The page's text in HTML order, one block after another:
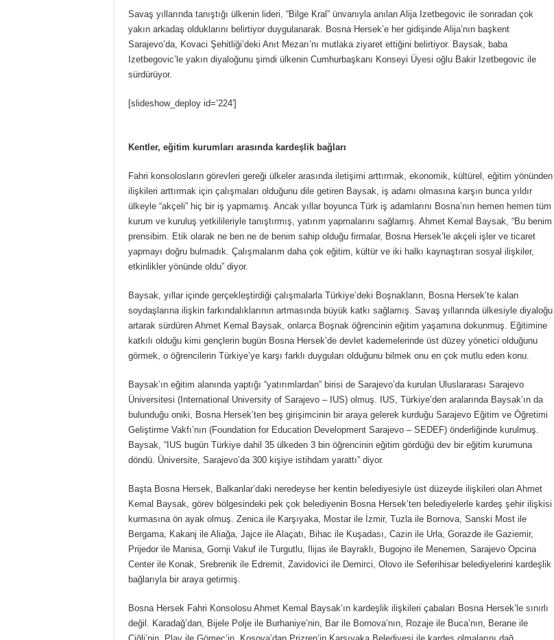
Savaş yıllarında tanıştığı ülkenin lideri, “Bilge Kral” ünvanıyla anılan Alija Izetbegovic ile sonradan çok
yakın arkadaş olduklarını belirtiyor duygulanarak. Bosna Hersek’e her gidişinde Alija’nın başkent
Sarajevo’da, Kovaci Şehitliği’deki Anıt Mezarı’nı mutlaka ziyaret ettiğini belirtiyor. Baysak, baba
Izetbegovic’le yakın diyaloğunu şimdi ülkenin Cumhurbaşkanı Konseyi Üyesi oğlu Bakir Izetbegovic ile
sürdürüyor.
[slideshow_deploy id=’224′]
Kentler, eğitim kurumları arasında kardeşlik bağları
Fahri konsolosların görevleri gereği ülkeler arasında iletişimi arttırmak, ekonomik, kültürel, eğitim yönünden
ilişkileri arttırmak için çalışmaları olduğunu dile getiren Baysak, iş adamı olmasına karşın bunca yıldır
ülkeyle “akçeli” hiç bir iş yapmamış. Ancak yıllar boyunca Türk iş adamlarını Bosna’nın hemen hemen tüm
kurum ve kuruluş yetkilileriyle tanıştırmış, yatırım yapmalarını sağlamış. Ahmet Kemal Baysak, “Bu benim
prensibim. Etik olarak ne ben ne de benim sahip olduğu firmalar, Bosna Hersek’le akçeli işler ve ticaret
yapmayı doğru bulmadık. Çalışmalarım daha çok eğitim, kültür ve iki halkı kaynaştıran sosyal ilişkiler,
etkinlikler yönünde oldu” diyor.
Baysak, yıllar içinde gerçekleştirdiği çalışmalarla Türkiye’deki Boşnakların, Bosna Hersek’te kalan
soydaşlarına ilişkin farkındalıklarının artmasında büyük katkı sağlamış. Savaş yıllarında ülkesiyle diyaloğu
artarak sürdüren Ahmet Kemal Baysak, onlarca Boşnak öğrencinin eğitim yaşamına dokunmuş. Eğitimine
katkılı olduğu kimi gençlerin bugün Bosna Hersek’de devlet kademelerinde üst düzey yönetici olduğunu
görmek, o öğrencilerin Türkiye’ye karşı farklı duyguları olduğunu bilmek onu en çok mutlu eden konu.
Baysak’ın eğitim alanında yaptığı “yatırımlardan” birisi de Sarajevo’da kurulan Uluslararası Sarajevo
Üniversitesi (International University of Sarajevo – IUS) olmuş. IUS, Türkiye’den aralarında Baysak’ın da
bulunduğu oniki, Bosna Hersek’ten beş girişimcinin bir araya gelerek kurduğu Sarajevo Eğitim ve Öğretimi
Geliştirme Vakfı’nın (Foundation for Education Development Sarajevo – SEDEF) önderliğinde kurulmuş.
Baysak, “IUS bugün Türkiye dahil 35 ülkeden 3 bin öğrencinin eğitim gördüğü dev bir eğitim kurumuna
döndü. Üniversite, Sarajevo’da 300 kişiye istihdam yarattı” diyor.
Başta Bosna Hersek, Balkanlar’daki neredeyse her kentin belediyesiyle üst düzeyde ilişkileri olan Ahmet
Kemal Baysak, görev bölgesindeki pek çok belediyenin Bosna Hersek’ten belediyelerle kardeş şehir ilişkisi
kurmasına ön ayak olmuş. Zenica ile Karşıyaka, Mostar ile İzmir, Tuzla ile Bornova, Sanski Most ile
Bergama, Kakanj ile Aliağa, Jajce ile Alaçatı, Bihac ile Kuşadası, Cazin ile Urla, Gorazde ile Gaziemir,
Prijedor ile Manisa, Gornji Vakuf ile Turgutlu, Ilijas ile Bayraklı, Bugojno ile Menemen, Sarajevo Opcina
Center ile Konak, Srebrenik ile Edremit, Zavidovici ile Demirci, Olovo ile Seferihisar belediyelerini kardeşlik
bağlarıyla bir araya getirmiş.
Bosna Hersek Fahri Konsolosu Ahmet Kemal Baysak’ın kardeşlik ilişkileri çabaları Bosna Hersek’le sınırlı
değil. Karadağ’dan, Bijele Polje ile Burhaniye’nin, Bar ile Bornova’nın, Rozaje ile Buca’nın, Berane ile